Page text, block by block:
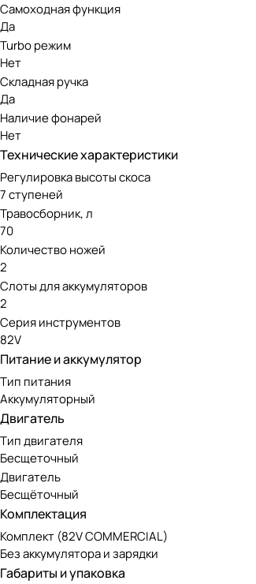
Передовой бесщеточный двигатель
обслуживании, при этом экологичен и
Аккумуляторная
Модель работает от аккумуляторов 82V,
отлично подойдет как для коммерческого
Самоходная функция
Да
Turbo режим
Нет
Складная ручка
Да
Наличие фонарей
Нет
Технические характеристики
Регулировка высоты скоса
7 ступеней
Травосборник, л
70
Количество ножей
2
Слоты для аккумуляторов
2
Серия инструментов
82V
Питание и аккумулятор
Тип питания
Аккумуляторный
Двигатель
Тип двигателя
Бесщеточный
Двигатель
Бесщёточный
Комплектация
Комплект (82V COMMERCIAL)
Без аккумулятора и зарядки
Габариты и упаковка